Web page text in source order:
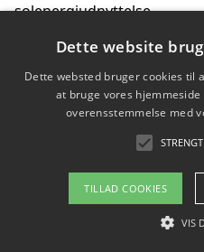
solenergiudnyttelse
Hvordan du får svar på
vedvarende energikilder
Om / kontakt
Dette website
Dette websted bruger cookies til
at bruge vores
overensstemmelse med
TILLAD COOKIES
VIS